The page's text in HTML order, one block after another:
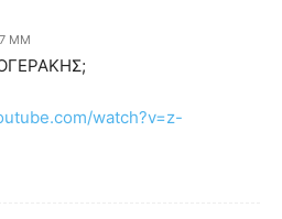
ΜΜ
watch?v=z-